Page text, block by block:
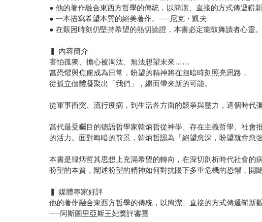
● 他的著作融合東西方哲學的傳統，以簡潔、直接的方式傳遞嶄
● 一本描寫希望本質的絕美著作。──尼克・凱夫
● 在艱困時刻仍堅持希望的熱切論證，本書必定能鼓舞讀者心靈
▍ 內容簡介
害怕孤獨、擔心被淘汰、無法想望未來……
當恐懼與焦慮成為日常，盼望的精神將在幽暗時刻照亮思路，
從孤立個體凝聚出「我們」，繼而帶來新的可能。
從軍事衝突、流行疫病，到生活各方面的競爭與壓力，這個時代
當代最受矚目的德語哲學家韓炳哲從神學、存在主義哲學、社
的活力。面對晦暗的前景，韓炳哲認為「絕望愈深，盼望就會愈
本書是韓炳哲其思想上充滿希望的轉向，在深切剖析時代社會
盼望的本質，闡述盼望的精神如何對抗眼下多重危機的恐懼，開
▍ 媒體專家好評
他的著作融合東西方哲學的傳統，以簡潔、直接的方式傳遞嶄新觀
──阿斯圖里亞斯王妃獎評審團